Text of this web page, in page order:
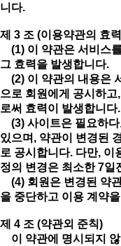
니다.
제 3 조 (이용약관의 효
(1) 이 약관은 서비스
그 효력을 발생합니다.
(2) 이 약관의 내용은
으로 회원에게 공시하
로써 효력이 발생합니다.
(3) 사이트은 필요하다
있으며, 약관이 변경된
로 공시합니다. 다만, 이
정의 변경은 최소한 7일
(4) 회원은 변경된 약
을 중단하고 이용 계약
제 4 조 (약관외 준칙)
이 약관에 명시되지 않